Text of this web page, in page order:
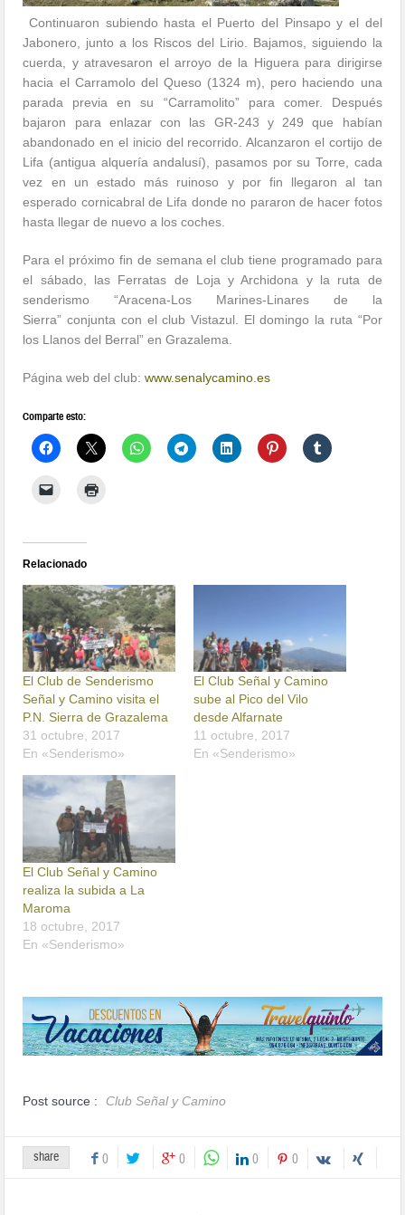
Continuaron subiendo hasta el Puerto del Pinsapo y el del
Jabonero, junto a los Riscos del Lirio. Bajamos, siguiendo la
cuerda, y atravesaron el arroyo de la Higuera para dirigirse
hacia el Carramolo del Queso (1324 m), pero haciendo una
parada previa en su “Carramolito” para comer. Después
bajaron para enlazar con las GR-243 y 249 que habían
abandonado en el inicio del recorrido. Alcanzaron el cortijo de
Lifa (antigua alquería andalusí), pasamos por su Torre, cada
vez en un estado más ruinoso y por fin llegaron al tan
esperado cornicabral de Lifa donde no pararon de hacer fotos
hasta llegar de nuevo a los coches.
Para el próximo fin de semana el club tiene programado para
el sábado, las Ferratas de Loja y Archidona y la ruta de
senderismo “Aracena-Los Marines-Linares de la
Sierra” conjunta con el club Vistazul. El domingo la ruta “Por
los Llanos del Berral” en Grazalema.
Página web del club:www.senalycamino.es
Comparte esto:
Relacionado
El Club de Senderismo
Señal y Camino visita el
P.N. Sierra de Grazalema
31 octubre, 2017
En «Senderismo»
El Club Señal y Camino
sube al Pico del Vilo
desde Alfarnate
11 octubre, 2017
En «Senderismo»
El Club Señal y Camino
realiza la subida a La
Maroma
18 octubre, 2017
En «Senderismo»
Post source : Club Señal y Camino
share 0 0 0 0